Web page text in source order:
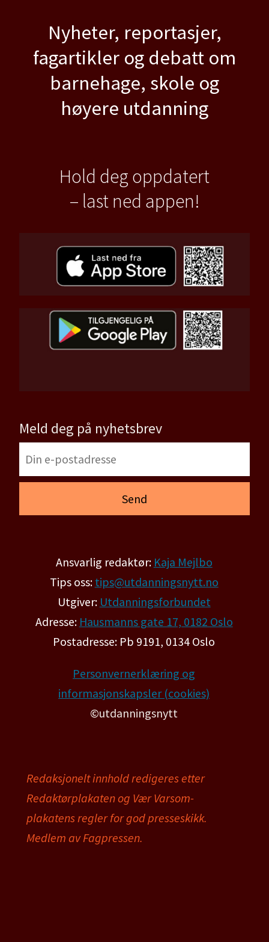
Nyheter, reportasjer,
fagartikler og debatt om
barnehage, skole og
høyere utdanning
Hold deg oppdatert
– last ned appen!
Meld deg på nyhetsbrev
Ansvarlig redaktør: Kaja Mejlbo
Tips oss: tips@utdanningsnytt.no
Utgiver: Utdanningsforbundet
Adresse: Hausmanns gate 17, 0182 Oslo
Postadresse: Pb 9191, 0134 Oslo
Personvernerklæring og
informasjonskapsler (cookies)
©utdanningsnytt
Redaksjonelt innhold redigeres etter
Redaktørplakaten og Vær Varsom-
plakatens regler for god presseskikk.
Medlem av Fagpressen.